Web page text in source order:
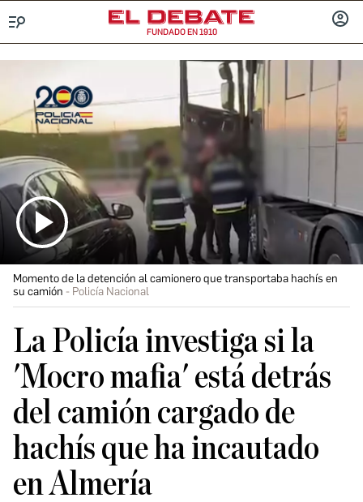
FUNDADO EN 1910
Momento de la detención al camionero que transportaba hachís en
su camión
Policía Nacional
La Policía investiga si la
'Mocro mafia' está detrás
del camión cargado de
hachís que ha incautado
en Almería